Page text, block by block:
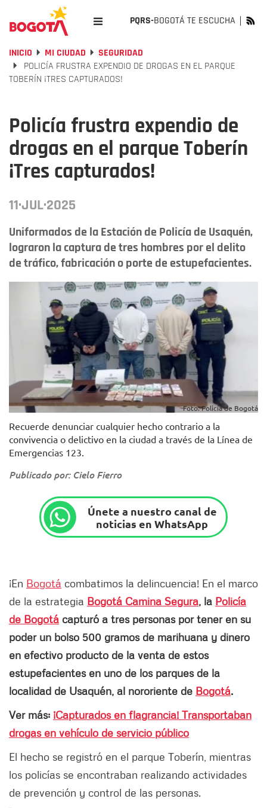
PQRS-BOGOTÁ TE ESCUCHA
INICIO MI CIUDAD
SEGURIDAD
POLICÍA FRUSTRA EXPENDIO DE DROGAS EN EL PARQUE
TOBERÍN ¡TRES CAPTURADOS!
Policía frustra expendio de
drogas en el parque Toberín
¡Tres capturados!
11·JUL·2025
Uniformados de la Estación de Policía de Usaquén,
lograron la captura de tres hombres por el delito
de tráfico, fabricación o porte de estupefacientes.
Foto: Policía de Bogotá
Recuerde denunciar cualquier hecho contrario a la
convivencia o delictivo en la ciudad a través de la Línea de
Emergencias 123.
Publicado por: Cielo Fierro
Únete a nuestro canal de
noticias en WhatsApp
¡En Bogotá combatimos la delincuencia! En el marco
de la estrategia Bogotá Camina Segura, la Policía
de Bogotá capturó a tres personas por tener en su
poder un bolso 500 gramos de marihuana y dinero
en efectivo producto de la venta de estos
estupefacientes en uno de los parques de la
localidad de Usaquén, al nororiente de Bogotá.
Ver más: ¡Capturados en flagrancia! Transportaban
drogas en vehículo de servicio público
El hecho se registró en el parque Toberín, mientras
los policías se encontraban realizando actividades
de prevención y control de las personas.